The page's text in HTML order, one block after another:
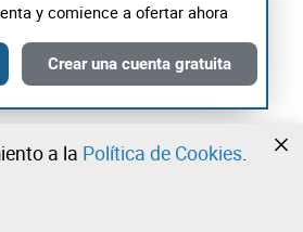
y comience a ofertar ahora
Crear una cuenta gratuita
a la Política de Cookies.